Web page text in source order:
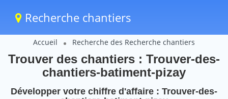
Recherche chantiers
Accueil Recherche des Recherche chantiers
Trouver des chantiers : Trouver-des-
chantiers-batiment-pizay
Développer votre chiffre d'affaire : Trouver-des-